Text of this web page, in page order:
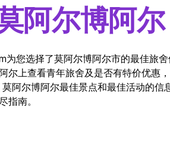
阿尔博阿尔
为您选择了莫阿尔博阿尔市的最佳旅
尔上查看青年旅舍及是否有特价优惠
阿尔博阿尔最佳景点和最佳活动的
指南。